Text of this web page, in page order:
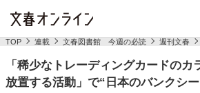
TOP 連載 文春図書館 今週の必読 週刊文春
「稀少なトレーディングカードのカ
放置する活動」で“日本のバンクシ